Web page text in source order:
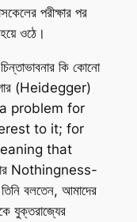
পরীক্ষার পর
হয়ে ওঠে।
চিন্তাভাবনার কি কোনো
(Heidegger)
a problem for
to it; for
that
Nothingness-
বলতেন, আমাদের
যুক্তরাজ্যের